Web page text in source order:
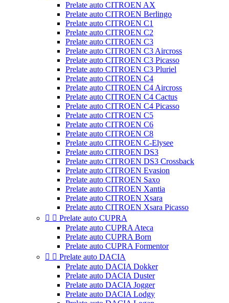
Prelate auto CITROEN AX
Prelate auto CITROEN Berlingo
Prelate auto CITROEN C1
Prelate auto CITROEN C2
Prelate auto CITROEN C3
Prelate auto CITROEN C3 Aircross
Prelate auto CITROEN C3 Picasso
Prelate auto CITROEN C3 Pluriel
Prelate auto CITROEN C4
Prelate auto CITROEN C4 Aircross
Prelate auto CITROEN C4 Cactus
Prelate auto CITROEN C4 Picasso
Prelate auto CITROEN C5
Prelate auto CITROEN C6
Prelate auto CITROEN C8
Prelate auto CITROEN C-Elysee
Prelate auto CITROEN DS3
Prelate auto CITROEN DS3 Crossback
Prelate auto CITROEN Evasion
Prelate auto CITROEN Saxo
Prelate auto CITROEN Xantia
Prelate auto CITROEN Xsara
Prelate auto CITROEN Xsara Picasso
  Prelate auto CUPRA
Prelate auto CUPRA Ateca
Prelate auto CUPRA Born
Prelate auto CUPRA Formentor
  Prelate auto DACIA
Prelate auto DACIA Dokker
Prelate auto DACIA Duster
Prelate auto DACIA Jogger
Prelate auto DACIA Lodgy